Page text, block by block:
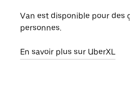
Van est disponible pour des
personnes.
En savoir plus sur UberXL